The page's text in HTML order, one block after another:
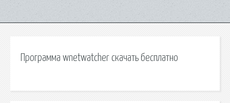
Программа wnetwatcher скачать бесплатно